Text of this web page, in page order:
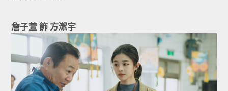
詹子萱 飾 方潔宇